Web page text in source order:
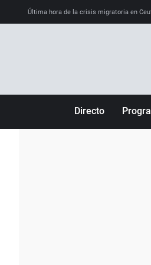
Última hora de la crisis migratoria en
Directo